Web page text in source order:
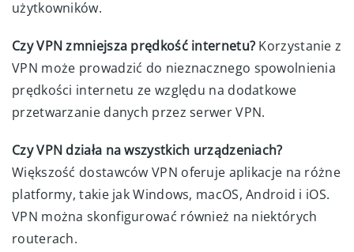
użytkowników.
Czy VPN zmniejsza prędkość internetu? Korzystanie z
VPN może prowadzić do nieznacznego spowolnienia
prędkości internetu ze względu na dodatkowe
przetwarzanie danych przez serwer VPN.
Czy VPN działa na wszystkich urządzeniach?
Większość dostawców VPN oferuje aplikacje na różne
platformy, takie jak Windows, macOS, Android i iOS.
VPN można skonfigurować również na niektórych
routerach.